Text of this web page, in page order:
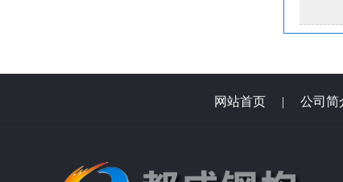
网站首页| 公司简